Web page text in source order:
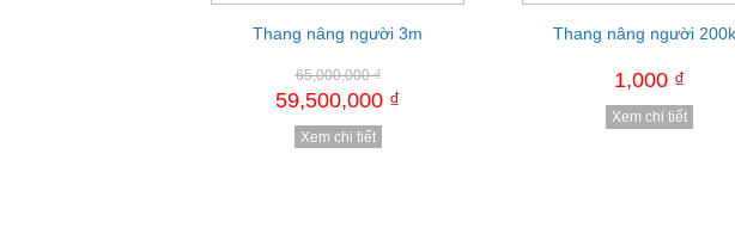
Thang nâng người 3m
65,000,000 ₫
59,500,000 ₫
Xem chi tiết
Thang nâng người
1,000 ₫
Xem chi tiết
Xe nâng điện 2.5 tấn
1,000 ₫
Bàn nâng thủy lực
1,000 ₫
Xem chi tiết